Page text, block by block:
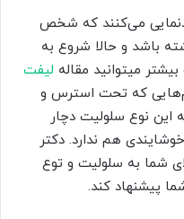
می‌کنند که شخص
باشد و حالا شروع به
میتوانید مقاله لیفت
که تحت استرس و
این نوع سلولیت دچار
هم ندارد. دکتر
شما به سلولیت و توع
پیشنهاد کند.